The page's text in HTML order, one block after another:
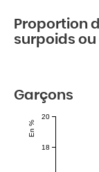
Proportion
surpoids ou
Garçons
En %
18
20